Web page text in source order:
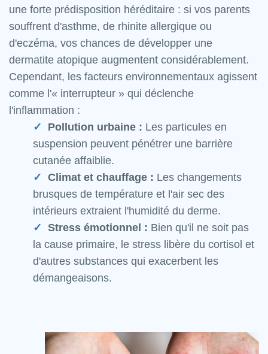
une forte prédisposition héréditaire : si vos parents
souffrent d'asthme, de rhinite allergique ou
d'eczéma, vos chances de développer une
dermatite atopique augmentent considérablement.
Cependant, les facteurs environnementaux agissent
comme l'« interrupteur » qui déclenche
l'inflammation :
Pollution urbaine : Les particules en
suspension peuvent pénétrer une barrière
cutanée affaiblie.
Climat et chauffage : Les changements
brusques de température et l'air sec des
intérieurs extraient l'humidité du derme.
Stress émotionnel : Bien qu'il ne soit pas
la cause primaire, le stress libère du cortisol et
d'autres substances qui exacerbent les
démangeaisons.